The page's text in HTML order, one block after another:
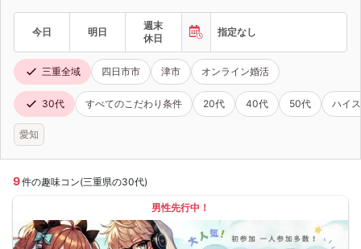
今日 明日
週末
休日
指定なし
三重全域 四日市市 津市 オンライン婚活
30代 すべてのこだわり条件 20代 40代 50代 ハイ
愛知
9件の趣味コン(三重県の30代)
男性先行中！